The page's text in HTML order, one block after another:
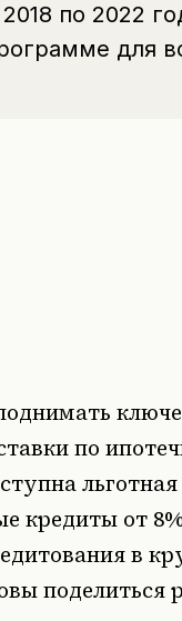
по 2022
для
по
кредиты от
в
поделиться